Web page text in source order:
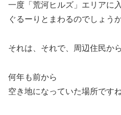
一度「荒河ヒルズ」エリアに
ぐるーりとまわるのでしょう
それは、それで、周辺住民か
何年も前から
空き地になっていた場所ですね